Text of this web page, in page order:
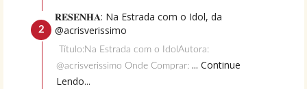
𝐑𝐄𝐒𝐄𝐍𝐇𝐀: Na Estrada com o Idol, da
@acrisverissimo
Título:Na Estrada com o IdolAutora:
@acrisverissimo Onde Comprar: ... Continue
Lendo...